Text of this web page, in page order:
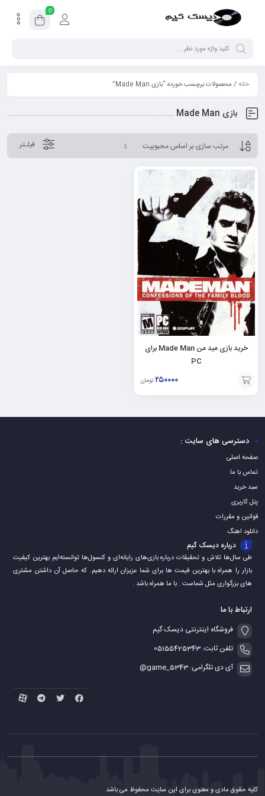
0
خانه/ محصولات برچسب خورده “بازی Made Man”
بازی Made Man
فیلـتر
خرید بازی مید من Made Man برای
PC
۲۵۰۰۰۰ تومان
افزودن
به
دسترسی های سایت :
صفحه اصلی
تماس با ما
سبد خرید
پنل کاربری
قوانین و مقررات
دانلود اهنگ
درباره دیسک گیم
طی سال‌ها تلاش و تحقیقات درباره بازی‌های رایانه‌ای و کنسول‌ها توانسته‌ایم بهترین کیفیت
بازار را همراه با بهترین قیمت ها برای شما عزیزان ارائه دهیم. که حاصل آن داشتن مشتری
های بزرگواری مثل شماست . با ما همراه باشد .
ارتباط با ما
فروشگاه اینترنتی دیسک گیم
تلفن ثابت: 05155425343
آی دی تلگرامی: game_5343@
کلیه حقوق مادی و معنوی برای این سایت محفوظ می باشد